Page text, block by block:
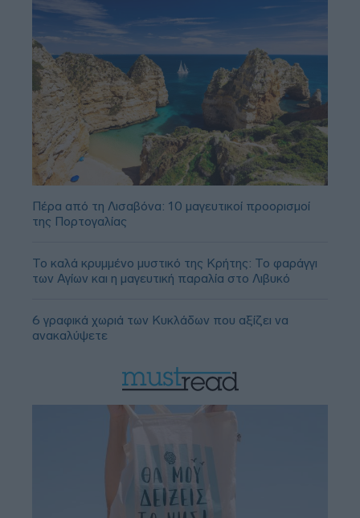
Πέρα από τη Λισαβόνα: 10 μαγευτικοί προορισμοί
της Πορτογαλίας
Το καλά κρυμμένο μυστικό της Κρήτης: Το φαράγγι
των Αγίων και η μαγευτική παραλία στο Λιβυκό
6 γραφικά χωριά των Κυκλάδων που αξίζει να
ανακαλύψετε